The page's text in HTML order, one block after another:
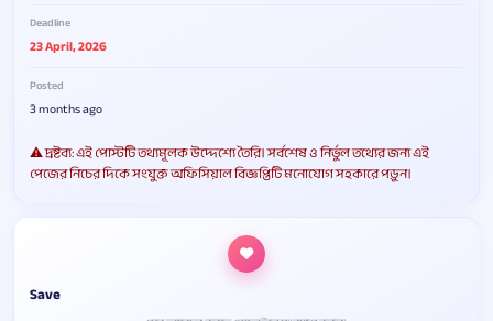
Deadline
23 April, 2026
Posted
3 months ago
⚠️ দ্রষ্টব্য: এই পোস্টটি তথ্যমূলক উদ্দেশ্যে তৈরি। সর্বশেষ ও নির্ভুল তথ্যের জন্য এই
পেজের নিচের দিকে সংযুক্ত অফিসিয়াল বিজ্ঞপ্তিটি মনোযোগ সহকারে পড়ুন।
Save